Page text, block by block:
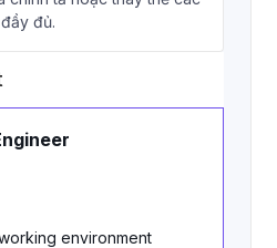
đủ.
environment